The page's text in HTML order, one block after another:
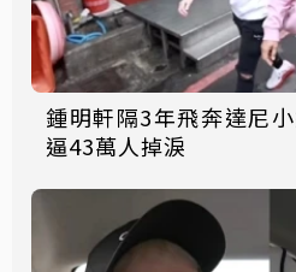
鍾明軒隔3年飛奔達尼
逼43萬人掉淚